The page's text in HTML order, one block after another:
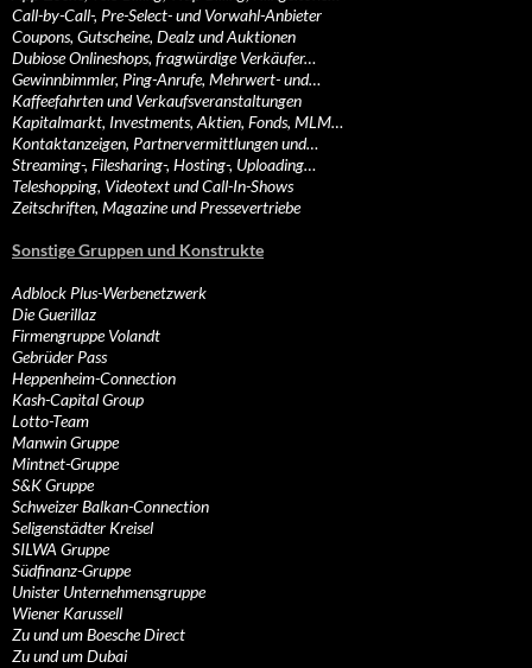
Call-by-Call-, Pre-Select- und Vorwahl-Anbieter
Coupons, Gutscheine, Dealz und Auktionen
Dubiose Onlineshops, fragwürdige Verkäufer…
Gewinnbimmler, Ping-Anrufe, Mehrwert- und…
Kaffeefahrten und Verkaufsveranstaltungen
Kapitalmarkt, Investments, Aktien, Fonds, MLM…
Kontaktanzeigen, Partnervermittlungen und…
Streaming-, Filesharing-, Hosting-, Uploading…
Teleshopping, Videotext und Call-In-Shows
Zeitschriften, Magazine und Pressevertriebe
Sonstige Gruppen und Konstrukte
Adblock Plus-Werbenetzwerk
Die Guerillaz
Firmengruppe Volandt
Gebrüder Pass
Heppenheim-Connection
Kash-Capital Group
Lotto-Team
Manwin Gruppe
Mintnet-Gruppe
S&K Gruppe
Schweizer Balkan-Connection
Seligenstädter Kreisel
SILWA Gruppe
Südfinanz-Gruppe
Unister Unternehmensgruppe
Wiener Karussell
Zu und um Boesche Direct
Zu und um Dubai